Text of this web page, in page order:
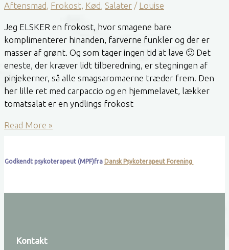
Aftensmad, Frokost, Kød, Salater / Louise
Jeg ELSKER en frokost, hvor smagene bare
komplimenterer hinanden, farverne funkler og der er
masser af grønt. Og som tager ingen tid at lave 🙂 Det
eneste, der kræver lidt tilberedning, er stegningen af
pinjekerner, så alle smagsaromaerne træder frem. Den
her lille ret med carpaccio og en hjemmelavet, lækker
tomatsalat er en yndlings frokost
Carpaccio
Read More »
Godkendt psykoterapeut (MPF)fra Dansk Psykoterapeut Forening
Kontakt